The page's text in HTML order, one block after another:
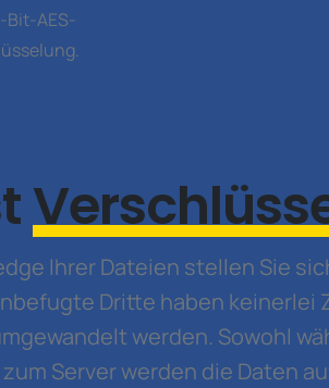
Bit-AES-
Ihrer Dateien stellen Sie
Dritte haben keinerlei
werden. Sowohl
zum Server werden die Daten